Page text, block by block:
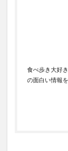
食べ歩き大好
の面白い情報